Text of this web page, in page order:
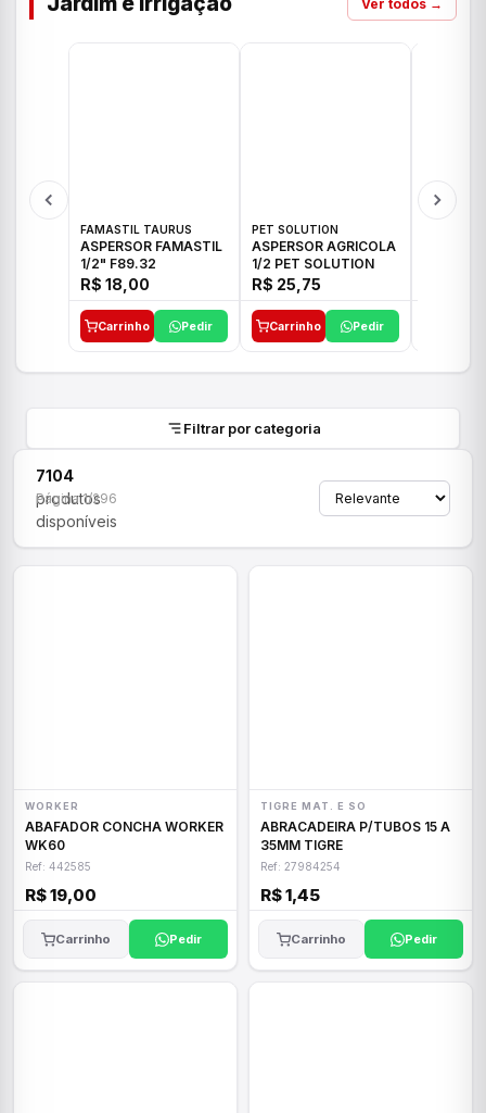
Ver todos →
FAMASTIL TAURUS
ASPERSOR FAMASTIL
1/2" F89.32
R$ 18,00
Carrinho Pedir
PET SOLUTION
ASPERSOR AGRICOLA
1/2 PET SOLUTION
R$ 25,75
Carrinho Pedir
Filtrar por categoria
7104
produtos
disponíveis
Página 1/296
WORKER
ABAFADOR CONCHA WORKER
WK60
Ref: 442585
R$ 19,00
Carrinho Pedir
TIGRE MAT. E SO
ABRACADEIRA P/TUBOS 15 A
35MM TIGRE
Ref: 27984254
R$ 1,45
Carrinho Pedir